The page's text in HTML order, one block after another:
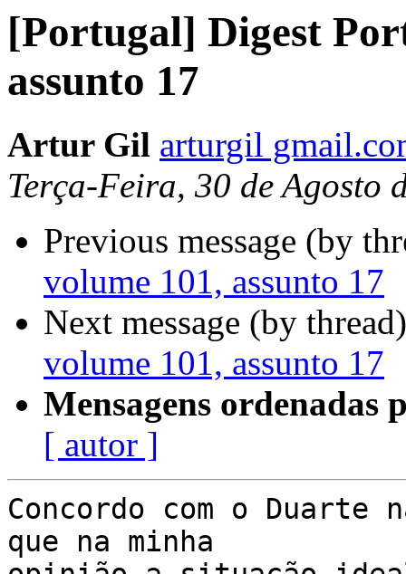
[Portugal] Digest
assunto 17
Artur Gil arturgil
Terça-Feira, 30 de Agosto
Previous message (by
volume 101, assunto 17
Next message (by
volume 101, assunto 17
Mensagens ordenadas
[ autor ]
Concordo com o Duarte
que na minha